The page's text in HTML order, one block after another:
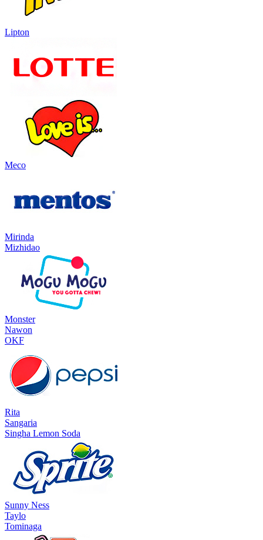
Lipton
Meco
Mirinda
Mizhidao
Monster
Nawon
OKF
Rita
Sangaria
Singha Lemon Soda
Sunny Ness
Taylo
Tominaga